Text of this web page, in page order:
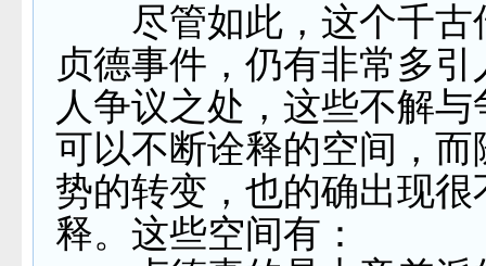
尽管如此，这个千古
贞德事件，仍有非常多
人争议之处，这些不解
可以不断诠释的空间，而
势的转变，也的确出现很
释。这些空间有：